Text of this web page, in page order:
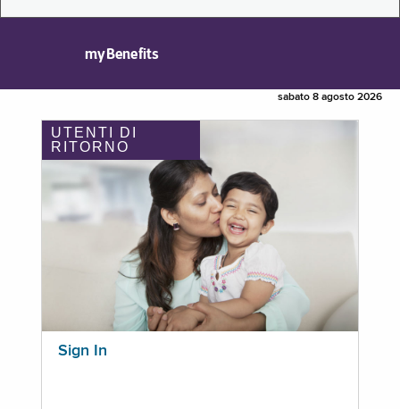
myBenefits
sabato 8 agosto 2026
UTENTI DI
RITORNO
Sign In